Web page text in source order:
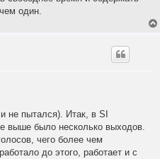
один.
не пытался). Итак, в SI
выше было несколько выходов.
чего более чем
до этого, работает и с